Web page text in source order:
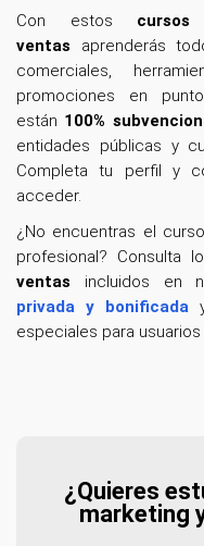
Con estos cursos
ventas aprenderás
comerciales,
promociones en
están 100%
entidades públicas y
Completa tu perfil y
acceder.
¿No encuentras el
profesional? Consulta
ventas incluidos en
privada y bonificada
especiales para
¿Quieres
marketing